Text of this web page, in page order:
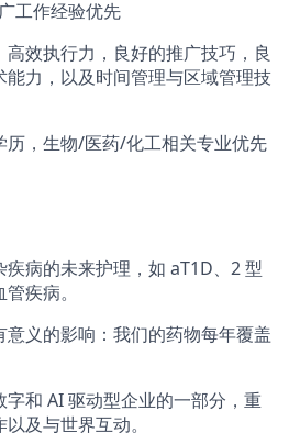
工作经验优先
高效执行力，良好的推广技巧，良
能力，以及时间管理与区域管理技
历，生物/医药/化工相关专业优先
病的未来护理，如 aT1D、2 型
疾病。
义的影响：我们的药物每年覆盖
字和 AI 驱动型企业的一部分，重
及与世界互动。